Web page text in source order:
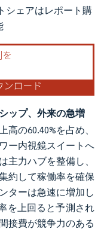
の表示が必要です。
シェアはレポート購
ップ、外来の急増
の60.40%を占め、
ー内視鏡スイートへ
主力ハブを整備し、
約して稼働率を確保
ターは急速に増加し
を上回ると予測され
接費が競争力のある